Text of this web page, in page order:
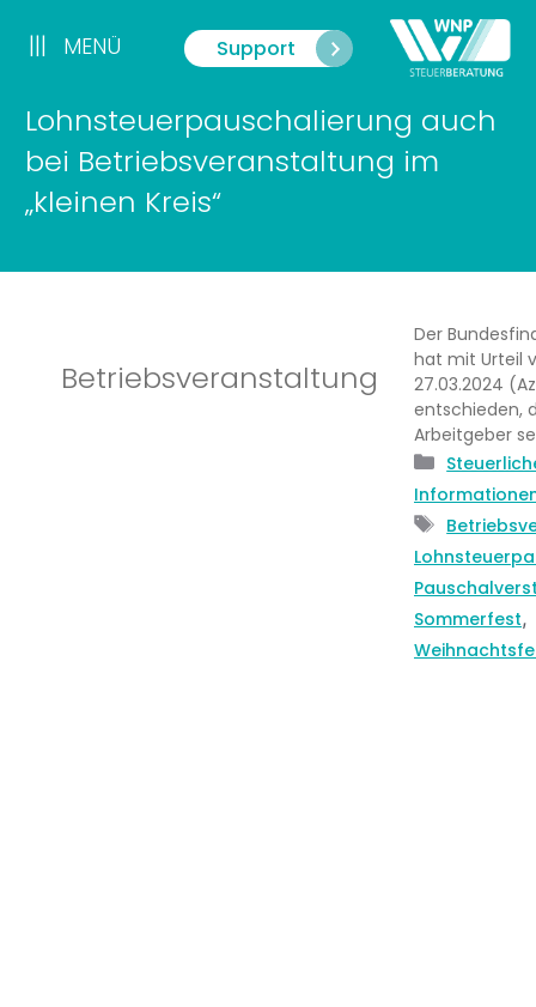
Inhalt
springen
Support
||| MENÜ
Lohnsteuerpauschalierung auch
bei Betriebsveranstaltung im
„kleinen Kreis“
Betriebsveranstaltung
Der
hat mit Urteil
27.03.2024
entschieden,
Arbeitgeber
Sommerfest,